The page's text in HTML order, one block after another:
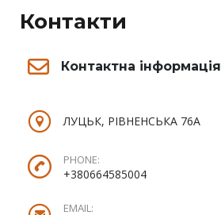
Контакти
Контактна інформація
ЛУЦЬК, РІВНЕНСЬКА 76А
PHONE:
+380664585004
EMAIL: